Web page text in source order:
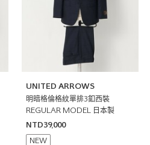
UNITED ARROWS
明暗格倫格紋單排3釦西裝
REGULAR MODEL 日本製
NTD39,000
NEW